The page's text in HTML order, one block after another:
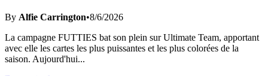
By Alfie Carrington•8/6/2026
La campagne FUTTIES bat son plein sur Ultimate Team, apportant
avec elle les cartes les plus puissantes et les plus colorées de la
saison. Aujourd'hui...